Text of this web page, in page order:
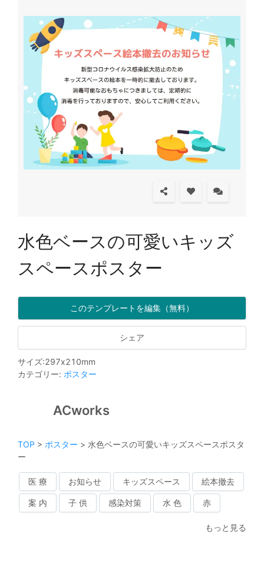
水色ベースの可愛いキッズ
スペースポスター
このテンプレートを編集（無料）
シェア
サイズ:297x210mm
カテゴリー: ポスター
ACworks
TOP > ポスター > 水色ベースの可愛いキッズスペースポスタ
ー
医 療 お知らせ キッズスペース 絵本撤去
案 内 子 供 感染対策 水 色 赤
もっと見る